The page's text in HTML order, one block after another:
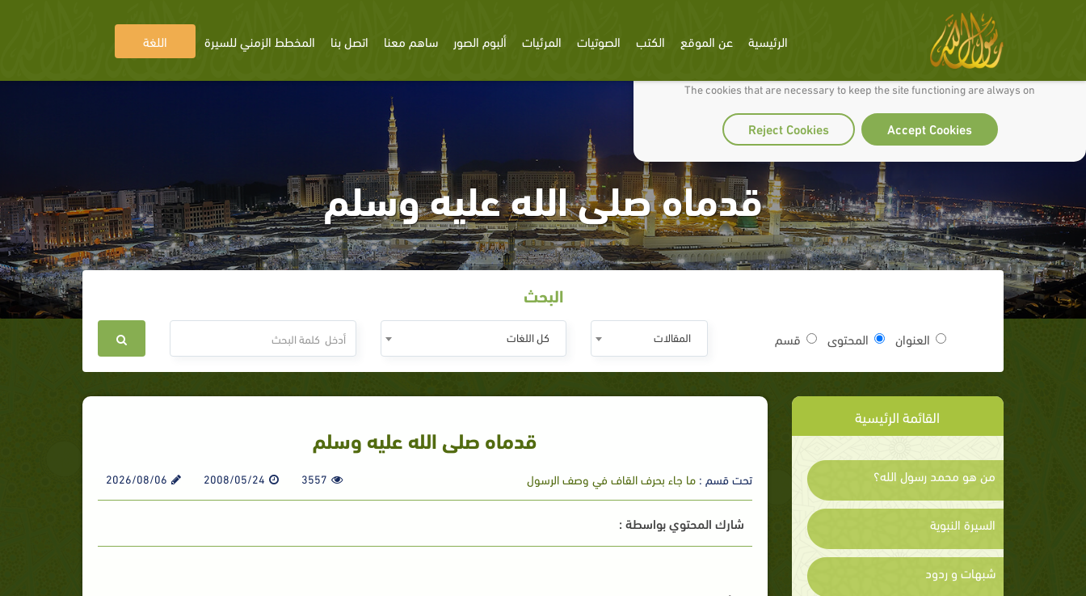
We use cookies to make our site work well for you and so we can continually improve it.
The cookies that are necessary to keep the site functioning are always on
Accept Cookies
Reject Cookies
الرئيسية عن الموقع الكتب الصوتيات المرئيات ألبوم الصور ساهم معنا اتصل بنا المخطط الزمني للسيرة اللغة
قدماه صلى الله عليه وسلم
البحث
العنوان المحتوى قسم المقالات كل اللغات
القائمة الرئيسية
من هو محمد رسول الله؟
السيرة النبوية
شبهات و ردود
قدماه صلى الله عليه وسلم
تحت قسم :ما جاء بحرف القاف في وصف الرسول 3557
2008/05/24
2026/08/06
شارك المحتوي بواسطة :